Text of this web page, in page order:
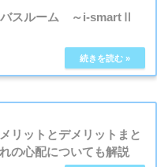
バスルーム ～i-smartⅡ
リットとデメリットまと
の心配についても解説